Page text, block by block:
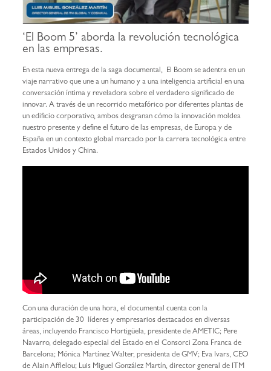
‘El Boom 5’ aborda la revolución tecnológica
en las empresas.
En esta nueva entrega de la saga documental, El Boom se adentra en un
viaje narrativo que une a un humano y a una inteligencia artificial en una
conversación íntima y reveladora sobre el verdadero significado de
innovar. A través de un recorrido metafórico por diferentes plantas de
un edificio corporativo, ambos desgranan cómo la innovación moldea
nuestro presente y define el futuro de las empresas, de Europa y de
España en un contexto global marcado por la carrera tecnológica entre
Estados Unidos y China.
Con una duración de una hora, el documental cuenta con la
participación de 30 líderes y empresarios destacados en diversas
áreas, incluyendo Francisco Hortigüela, presidente de AMETIC; Pere
Navarro, delegado especial del Estado en el Consorci Zona Franca de
Barcelona; Mónica Martínez Walter, presidenta de GMV; Eva Ivars, CEO
de Alain Afflelou; Luis Miguel González Martín, director general de ITM